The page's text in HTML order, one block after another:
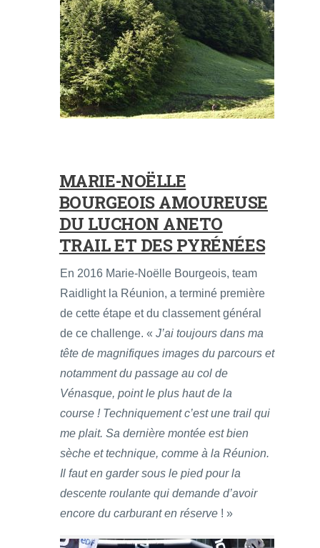
MARIE-NOËLLE
BOURGEOIS AMOUREUSE
DU LUCHON ANETO
TRAIL ET DES PYRÉNÉES
En 2016 Marie-Noëlle Bourgeois, team
Raidlight la Réunion, a terminé première
de cette étape et du classement général
de ce challenge. « J’ai toujours dans ma
tête de magnifiques images du parcours et
notamment du passage au col de
Vénasque, point le plus haut de la
course ! Techniquement c’est une trail qui
me plait. Sa dernière montée est bien
sèche et technique, comme à la Réunion.
Il faut en garder sous le pied pour la
descente roulante qui demande d’avoir
encore du carburant en réserve ! »